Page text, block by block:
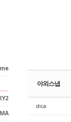
야외스냅
dica
스케치북5